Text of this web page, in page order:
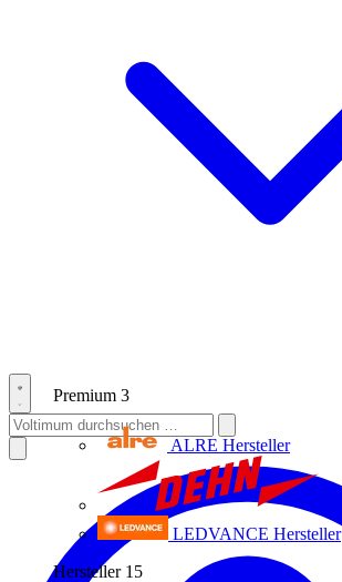
Premium 3
ALRE Hersteller
LEDVANCE Hersteller
Hersteller 15